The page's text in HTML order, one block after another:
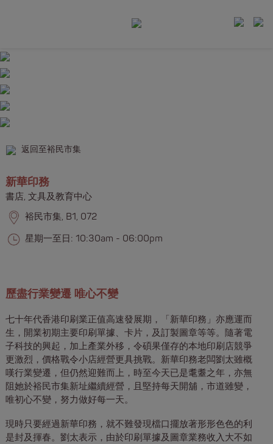
返回至裕民市集
新華印務
書店, 文具及教育中心​​​​
裕民市集, B1, 072
星期一至日: 10:30am - 06:00pm
歷盡行業變遷 唯心不變
七十年代香港印刷業正值高速發展期，「新華印務」亦應運而
生，開業初期主要印刷單據、卡片，及訂製圖章等等。隨著電
子科技的興起，加上產業外移，令碩果僅存的本地印刷店競爭
更激烈，價格戰令小店經營更具挑戰。新華印務老闆劉太雖概
嘆行業變遷，但仍然迎難而上，時至今天已是耄耋之年，亦無
阻她於裕民市集新址繼續經營，且堅持每天開舖，市道雖變，
唯初心不變，努力做好每一天。
現時只要經過新華印務，就不難發現檔口擺放著形形色色的利
是封及揮春。劉太表示，由於印刷單據及圖章業務收入大不如